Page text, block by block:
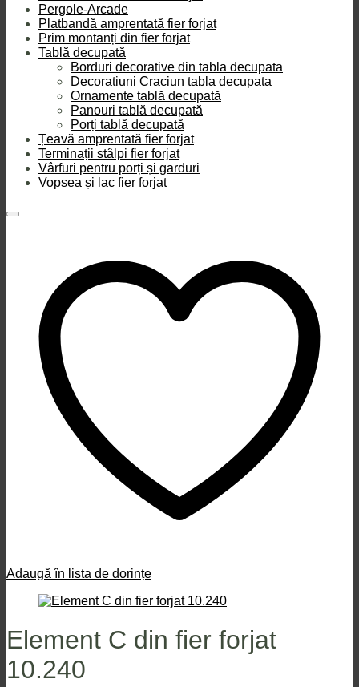
Pergole-Arcade
Platbandă amprentată fier forjat
Prim montanți din fier forjat
Tablă decupată
Borduri decorative din tabla decupata
Decoratiuni Craciun tabla decupata
Ornamente tablă decupată
Panouri tablă decupată
Porți tablă decupată
Țeavă amprentată fier forjat
Terminații stâlpi fier forjat
Vârfuri pentru porți și garduri
Vopsea și lac fier forjat
Adaugă în lista de dorințe
Element C din fier forjat
10.240